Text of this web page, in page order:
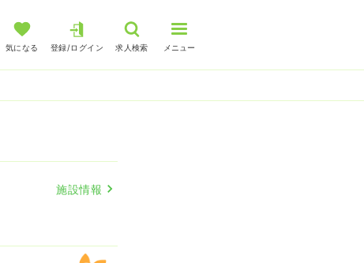
気になる 登録/ログイン 求人検索 メニュー
施設情報